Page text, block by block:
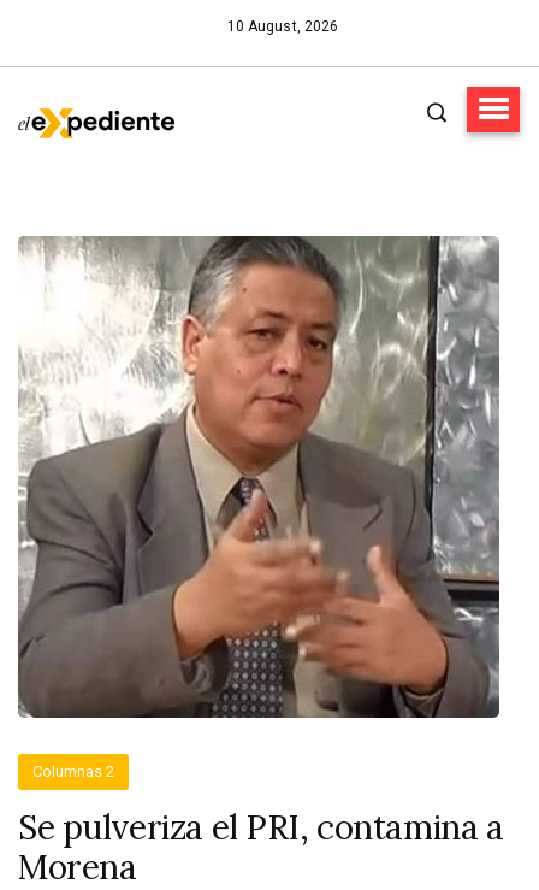
10 August, 2026
Columnas 2
Se pulveriza el PRI, contamina a
Morena